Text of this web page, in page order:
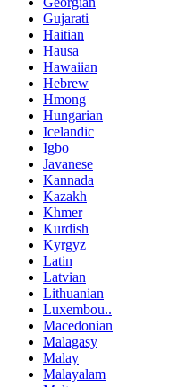
Gujarati
Haitian
Hausa
Hawaiian
Hebrew
Hmong
Hungarian
Icelandic
Igbo
Javanese
Kannada
Kazakh
Khmer
Kurdish
Kyrgyz
Latin
Latvian
Lithuanian
Luxembou..
Macedonian
Malagasy
Malay
Malayalam